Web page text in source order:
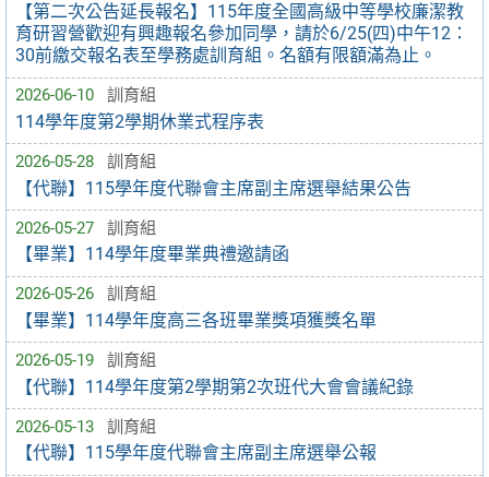
【第二次公告延長報名】115年度全國高級中等學校廉潔教
育研習營歡迎有興趣報名參加同學，請於6/25(四)中午12：
30前繳交報名表至學務處訓育組。名額有限額滿為止。
2026-06-10 訓育組
114學年度第2學期休業式程序表
2026-05-28 訓育組
【代聯】115學年度代聯會主席副主席選舉結果公告
2026-05-27 訓育組
【畢業】114學年度畢業典禮邀請函
2026-05-26 訓育組
【畢業】114學年度高三各班畢業獎項獲獎名單
2026-05-19 訓育組
【代聯】114學年度第2學期第2次班代大會會議紀錄
2026-05-13 訓育組
【代聯】115學年度代聯會主席副主席選舉公報